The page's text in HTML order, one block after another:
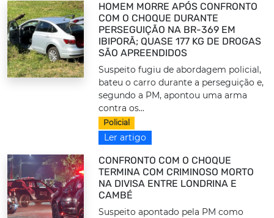
HOMEM MORRE APÓS CONFRONTO
COM O CHOQUE DURANTE
PERSEGUIÇÃO NA BR-369 EM
IBIPORÃ; QUASE 177 KG DE DROGAS
SÃO APREENDIDOS
Suspeito fugiu de abordagem policial,
bateu o carro durante a perseguição e,
segundo a PM, apontou uma arma
contra os...
Policial
Ler artigo
CONFRONTO COM O CHOQUE
TERMINA COM CRIMINOSO MORTO
NA DIVISA ENTRE LONDRINA E
CAMBÉ
Suspeito apontado pela PM como